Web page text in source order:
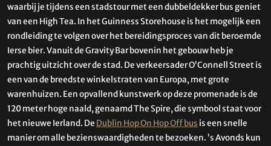
waarbij je tijdens een stadstour met een dubbeldekker bus geniet
van een High Tea. In het Guinness Storehouse is het mogelijk een
rondleiding te volgen over het bereidingsproces van dit beroemde
Ierse bier. Vanuit de Gravity Bar bovenin het gebouw heb je
prachtig uitzicht over de stad. De verkeersader O’Connell Street is
een van de breedste winkelstraten van Europa, met grote
warenhuizen. Een opvallend kunstwerk op deze promenade is de
120 meter hoge naald, genaamd The Spire, die symbool staat voor
het nieuwe Ierland. De Dublin Hop On Hop Off bus is een snelle
manier om alle bezienswaardigheden te bezoeken. ’s Avonds kun